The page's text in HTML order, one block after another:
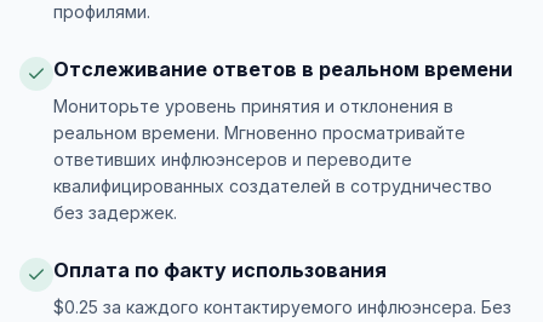
профилями.
Отслеживание ответов в реальном времени
Мониторьте уровень принятия и отклонения в
реальном времени. Мгновенно просматривайте
ответивших инфлюэнсеров и переводите
квалифицированных создателей в сотрудничество
без задержек.
Оплата по факту использования
$0.25 за каждого контактируемого инфлюэнсера. Без